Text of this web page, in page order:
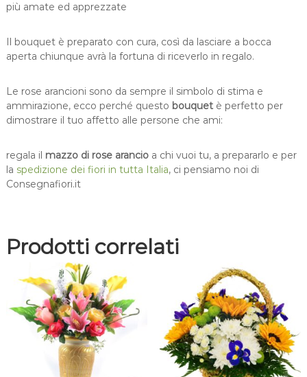
più amate ed apprezzate
Il bouquet è preparato con cura, così da lasciare a bocca
aperta chiunque avrà la fortuna di riceverlo in regalo.
Le rose arancioni sono da sempre il simbolo di stima e
ammirazione, ecco perché questo bouquetè perfetto per
dimostrare il tuo affetto alle persone che ami:
regala il mazzo di rose arancioa chi vuoi tu, a prepararlo e per
la spedizione dei fiori in tutta Italia, ci pensiamo noi di
Consegnafiori.it
Prodotti correlati